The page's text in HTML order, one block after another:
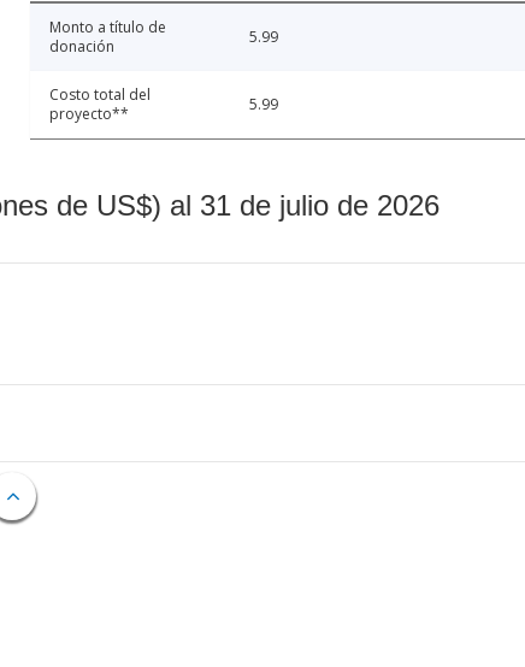
Monto a título de
donación
5.99
Costo total del
proyecto**
5.99
de US$) al 31 de julio de 2026